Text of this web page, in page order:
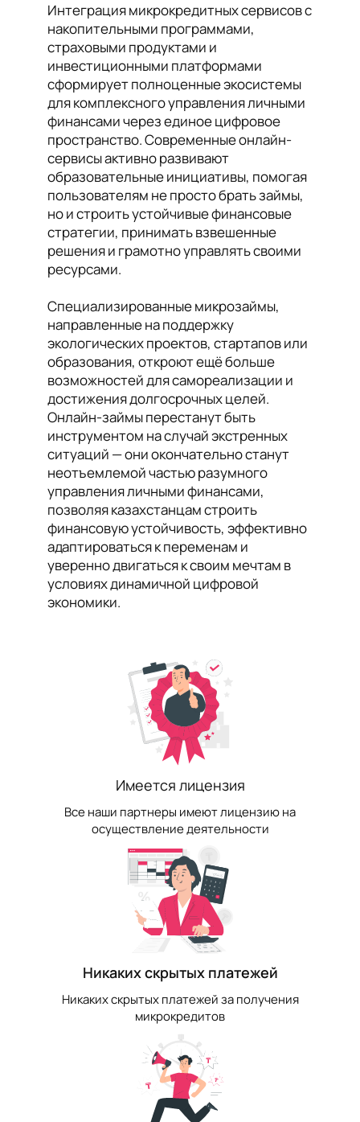
Интеграция микрокредитных сервисов с
накопительными программами,
страховыми продуктами и
инвестиционными платформами
сформирует полноценные экосистемы
для комплексного управления личными
финансами через единое цифровое
пространство. Современные онлайн-
сервисы активно развивают
образовательные инициативы, помогая
пользователям не просто брать займы,
но и строить устойчивые финансовые
стратегии, принимать взвешенные
решения и грамотно управлять своими
ресурсами.
Специализированные микрозаймы,
направленные на поддержку
экологических проектов, стартапов или
образования, откроют ещё больше
возможностей для самореализации и
достижения долгосрочных целей.
Онлайн-займы перестанут быть
инструментом на случай экстренных
ситуаций — они окончательно станут
неотъемлемой частью разумного
управления личными финансами,
позволяя казахстанцам строить
финансовую устойчивость, эффективно
адаптироваться к переменам и
уверенно двигаться к своим мечтам в
условиях динамичной цифровой
экономики.
Имеется лицензия
Все наши партнеры имеют лицензию на
осуществление деятельности
Никаких скрытых платежей
Никаких скрытых платежей за получения
микрокредитов